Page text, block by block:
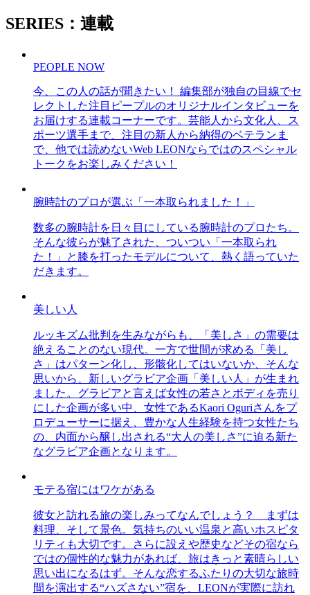
SERIES：連載
PEOPLE NOW
今、この人の話が聞きたい！ 編集部が独自の目線でセ
レクトした注目ピープルのオリジナルインタビューを
お届けする連載コーナーです。芸能人から文化人、ス
ポーツ選手まで、注目の新人から納得のベテランま
で、他では読めないWeb LEONならではのスペシャル
トークをお楽しみください！
腕時計のプロが選ぶ「一本取られました！」
数多の腕時計を日々目にしている腕時計のプロたち。
そんな彼らが魅了された、ついつい「一本取られ
た！」と膝を打ったモデルについて、熱く語っていた
だきます。
美しい人
ルッキズム批判を生みながらも、「美しさ」の需要は
絶えることのない現代。一方で世間が求める「美し
さ」はパターン化し、形骸化してはいないか、そんな
思いから、新しいグラビア企画「美しい人」が生まれ
ました。グラビアと言えば女性の若さとボディを売り
にした企画が多い中、女性であるKaori Oguriさんをプ
ロデューサーに据え、豊かな人生経験を持つ女性たち
の、内面から醸し出される“大人の美しさ”に迫る新た
なグラビア企画となります。
モテる宿にはワケがある
彼女と訪れる旅の楽しみってなんでしょう？ まずは
料理、そして景色。気持ちのいい温泉と高いホスピタ
リティも大切です。さらに設えや歴史などその宿なら
ではの個性的な魅力があれば、旅はきっと素晴らしい
思い出になるはず。そんな恋するふたりの大切な旅時
間を演出する“ハズさない”宿を、LEONが実際に訪れ